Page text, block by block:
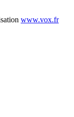
www.vox.fr